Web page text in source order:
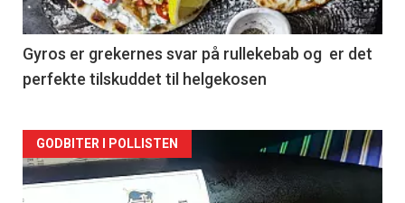
-
2
Gyros er grekernes svar på rullekebab og er det
perfekte tilskuddet til helgekosen
Forsiden
akkurat
GODBITER I POLLISTEN